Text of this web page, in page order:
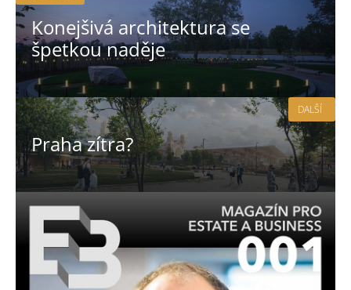
Konejšivá architektura se
špetkou naděje
Praha zítra?
DALŠÍ